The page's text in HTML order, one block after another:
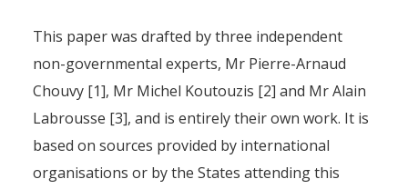
This paper was drafted by three independent
non-governmental experts, Mr Pierre-Arnaud
Chouvy [1], Mr Michel Koutouzis [2] and Mr Alain
Labrousse [3], and is entirely their own work. It is
based on sources provided by international
organisations or by the States attending this